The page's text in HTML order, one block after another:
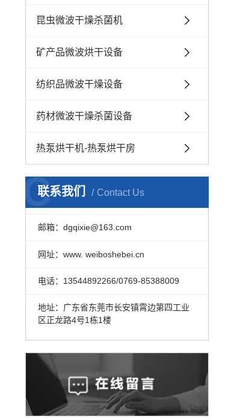
昆虫微波干燥杀菌机
矿产品微波烘干设备
纺织品微波干燥设备
药材微波干燥杀菌设备
热泵烘干机-热泵烘干房
联系我们 Contact Us
C
邮箱：dgqixie@163.com
网址：www. weiboshebei.cn
电话：13544892266/0769-85388009
地址：广东省东莞市长安镇霄边第四工业
区正龙路4号1栋1楼